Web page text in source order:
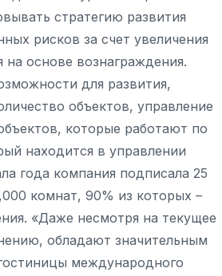
стратегию развития
рисков за счет увеличения
основе вознаграждения.
для развития,
объектов, управление
которые работают по
находится в управлении
года компания подписала 25
комнат, 90% из которых –
«Даже несмотря на текущее
обладают значительным
международного